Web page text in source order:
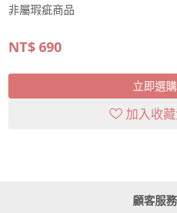
非屬瑕疵商品
NT$690
立即選購
加入收
顧客服務